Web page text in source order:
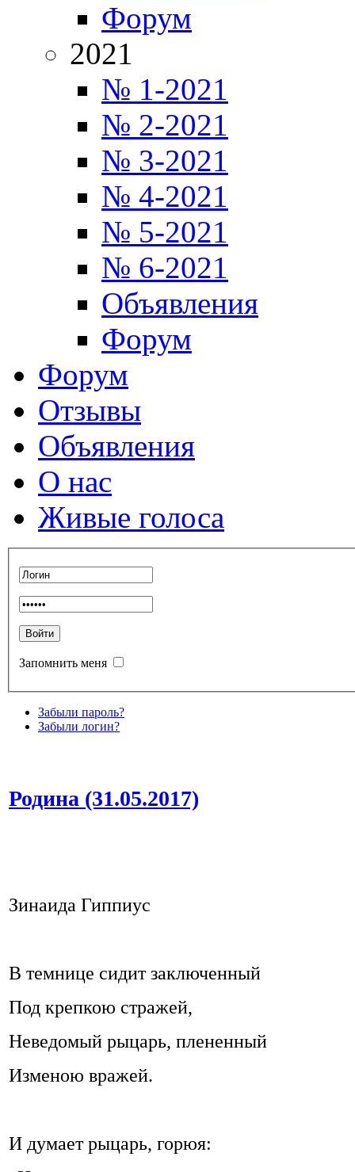
Форум
2021
№ 1-2021
№ 2-2021
№ 3-2021
№ 4-2021
№ 5-2021
№ 6-2021
Объявления
Форум
Форум
Отзывы
Объявления
О нас
Живые голоса
Запомнить меня
Забыли пароль?
Забыли логин?
Родина (31.05.2017)
Зинаида Гиппиус
В темнице сидит заключенный
Под крепкою стражей,
Неведомый рыцарь, плененный
Изменою вражей.
И думает рыцарь, горюя: